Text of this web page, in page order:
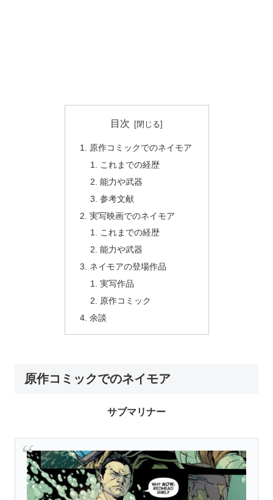
目次
原作コミックでのネイモア
これまでの経歴
能力や武器
参考文献
実写映画でのネイモア
これまでの経歴
能力や武器
ネイモアの登場作品
実写作品
原作コミック
余談
原作コミックでのネイモア
サブマリナー